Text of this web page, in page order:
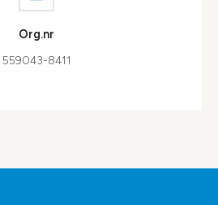
Org.nr
559043-8411